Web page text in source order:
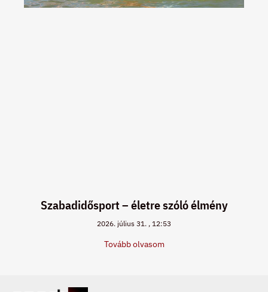
Szabadidősport – életre szóló élmény
2026. július 31. 12:53
Tovább olvasom